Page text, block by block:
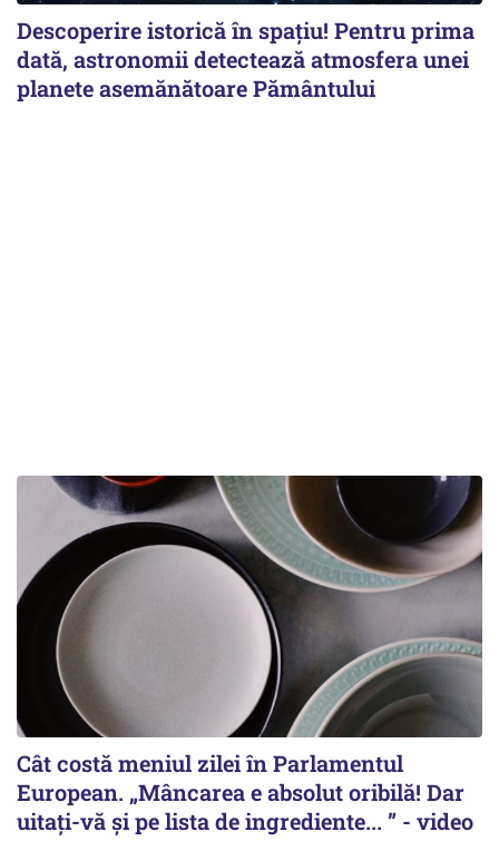
Descoperire istorică în spațiu! Pentru prima
dată, astronomii detectează atmosfera unei
planete asemănătoare Pământului
Cât costă meniul zilei în Parlamentul
European. „Mâncarea e absolut oribilă! Dar
uitați-vă și pe lista de ingrediente... ” - video